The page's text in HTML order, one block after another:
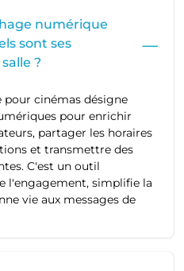
numérique
sont ses
?
cinémas désigne
pour enrichir
partager les horaires
et transmettre des
C'est un outil
l'engagement, simplifie la
vie aux messages de